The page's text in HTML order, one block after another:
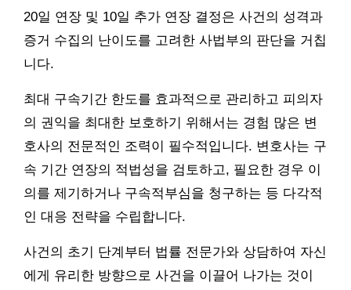
20일 연장 및 10일 추가 연장 결정은 사건의 성격과
증거 수집의 난이도를 고려한 사법부의 판단을 거칩
니다.
최대 구속기간 한도를 효과적으로 관리하고 피의자
의 권익을 최대한 보호하기 위해서는 경험 많은 변
호사의 전문적인 조력이 필수적입니다. 변호사는 구
속 기간 연장의 적법성을 검토하고, 필요한 경우 이
의를 제기하거나 구속적부심을 청구하는 등 다각적
인 대응 전략을 수립합니다.
사건의 초기 단계부터 법률 전문가와 상담하여 자신
에게 유리한 방향으로 사건을 이끌어 나가는 것이